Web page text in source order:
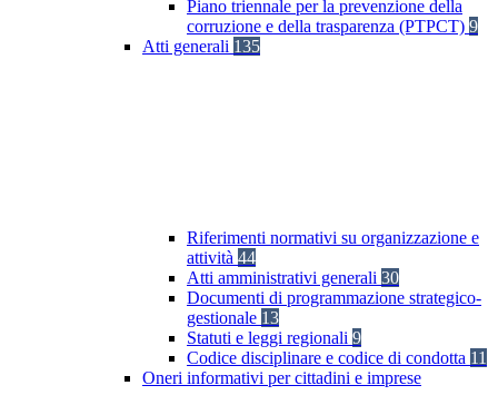
Piano triennale per la prevenzione della
corruzione e della trasparenza (PTPCT) 9
Atti generali 135
Riferimenti normativi su organizzazione e
attività 44
Atti amministrativi generali 30
Documenti di programmazione strategico-
gestionale 13
Statuti e leggi regionali 9
Codice disciplinare e codice di condotta 11
Oneri informativi per cittadini e imprese